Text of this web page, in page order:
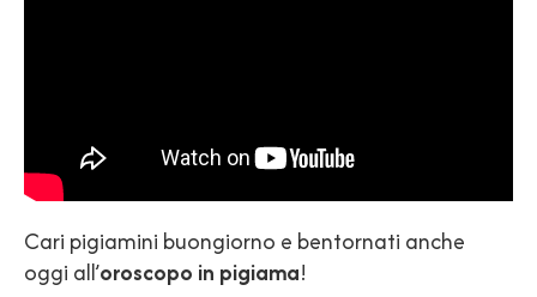
Cari pigiamini buongiorno e bentornati anche
oggi all’oroscopo in pigiama!